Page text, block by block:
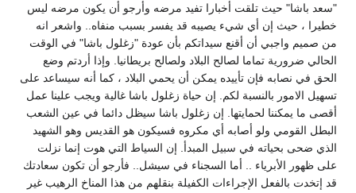
"سعد باشا" حيث تلقت أخبارا تفيد مرضه وأرجو أن يكون مرضه ليس
خطيرا ، حيث إن أي شيء يصيبه قد يفسر بسبب منفاه.. واشعر انه
من صميم واجبي أن أقنع سيداتكم بأن عودة "زغلول باشا" في الوقت
الحالي ضرورية تماما لصالح البلاد ولصالح بريطانيا. وإذا أردتم وضع
الحق في نصابه فإن تأييده يمكن أن يحمي البلاد ، كما أنه سيساعد على
تسهيل الامور بالنسبة لكم. إن حياة زغلول باشا غالية ويجب علينا عمل
أقصى ما يمكننا لحمايتها. إن زغلول باشا سيظل دائما في عين الشعب
البطل القومي ولو أصابه أي مكروه فسيكون هو القديس وهو الشهيد
الذي ضحى بحياته في سبيل المبدأ. إن السياط التي هوت إنما نزلت
على ظهور الأبرياء .. أما السجناء في سيشل.. فأرجو أن تكون سعادتك
قد إتخدت بالفعل الإجراءات الكفيلة بنقلهم من هذا المناخ الرهيب غير